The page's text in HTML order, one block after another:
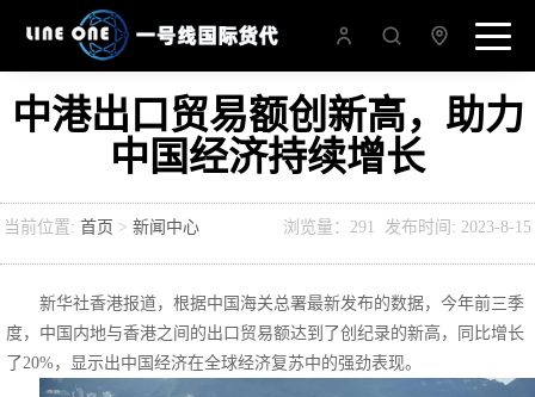
中港出口贸易额创新高，助力
中国经济持续增长
当前位置: 首页 > 新闻中心 浏览量：291 发布时间: 2023-8-15
新华社香港报道，根据中国海关总署最新发布的数据，今年前三季
度，中国内地与香港之间的出口贸易额达到了创纪录的新高，同比增长
了20%，显示出中国经济在全球经济复苏中的强劲表现。